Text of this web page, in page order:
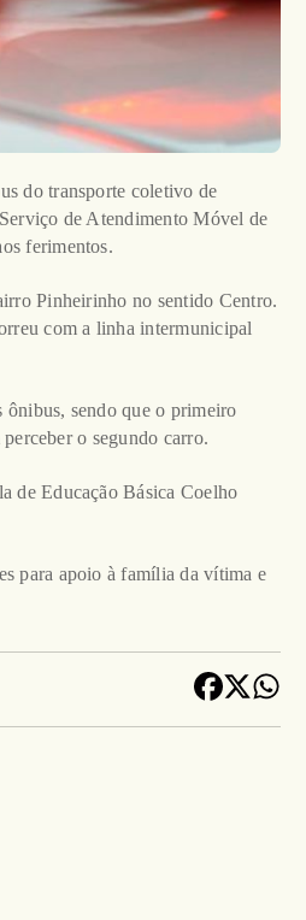
do transporte coletivo de
de Atendimento Móvel de
ferimentos.
Pinheirinho no sentido Centro.
com a linha intermunicipal
ônibus, sendo que o primeiro
o segundo carro.
de Educação Básica Coelho
para apoio à família da vítima e